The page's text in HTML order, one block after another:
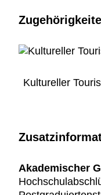
Kultureller
Akademischer